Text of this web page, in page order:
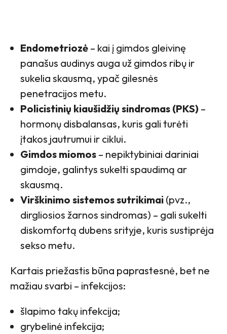
Endometriozė – kai į gimdos gleivinę
panašus audinys auga už gimdos ribų ir
sukelia skausmą, ypač gilesnės
penetracijos metu.
Policistinių kiaušidžių sindromas (PKS) –
hormonų disbalansas, kuris gali turėti
įtakos jautrumui ir ciklui.
Gimdos miomos – nepiktybiniai dariniai
gimdoje, galintys sukelti spaudimą ar
skausmą.
Virškinimo sistemos sutrikimai (pvz.,
dirgliosios žarnos sindromas) – gali sukelti
diskomfortą dubens srityje, kuris sustiprėja
sekso metu.
Kartais priežastis būna paprastesnė, bet ne
mažiau svarbi – infekcijos:
šlapimo takų infekcija;
grybelinė infekcija;